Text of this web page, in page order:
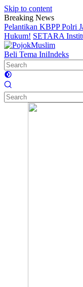
Skip to content
Breaking News
Pelantikan KBPP Polri
Hukum! SETARA
Beli Tema IniIndeks